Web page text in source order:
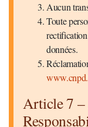
Aucun
Toute
données.
Article 7 –